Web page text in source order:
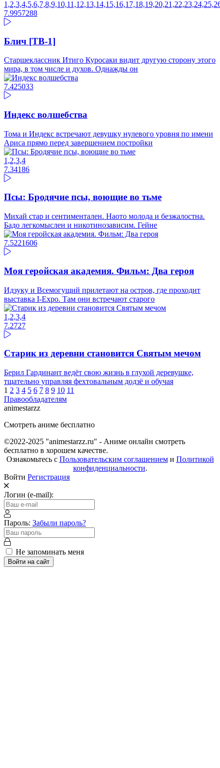
7.9957288
Блич [ТВ-1]
Старшеклассник Итиго Куросаки видит другую сторону этого
мира, в том числе и духов. Однажды он
7.425033
Индекс волшебства
Тома и Индекс встречают девушку нулевого уровня по имени
Ариса прямо перед завершением постройки
1,2,3,4
7.34186
Псы: Бродячие псы, воющие во тьме
Михай стар и сентиментален. Наото молода и безжалостна.
Бадо легкомыслен и никотинозависим. Гейне
7.5221606
Моя геройская академия. Фильм: Два героя
Идзуку и Всемогущий прилетают на остров, где проходит
выставка I-Expo. Там они встречают старого
1,2,3,4
7.2727
Старик из деревни становится Святым мечом
Берил Гардинант ведёт свою жизнь в глухой деревушке,
тщательно управляя фехтовальным додзё и обучая
1 2 3 4 5 6 7 8 9 10 11
Правообладателям
animestarzz
Смотреть аниме бесплатно
©2022-2025 "animestarzz.ru" - Аниме онлайн смотреть
бесплатно в хорошем качестве.
Ознакомьтесь с Пользовательским соглашениеми Политикой
конфиденциальности.
Войти Регистрация
Логин (e-mail):
Пароль: Забыли пароль?
Не запоминать меня
Войти на сайт